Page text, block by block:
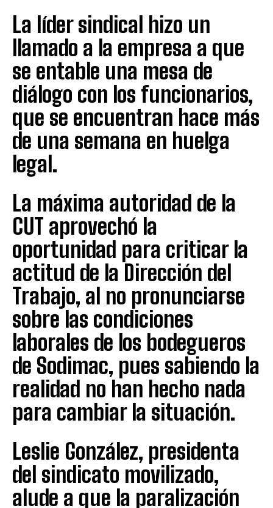
La líder sindical hizo un
llamado a la empresa a que
se entable una mesa de
diálogo con los funcionarios,
que se encuentran hace más
de una semana en huelga
legal.
La máxima autoridad de la
CUT aprovechó la
oportunidad para criticar la
actitud de la Dirección del
Trabajo, al no pronunciarse
sobre las condiciones
laborales de los bodegueros
de Sodimac, pues sabiendo la
realidad no han hecho nada
para cambiar la situación.
Leslie González, presidenta
del sindicato movilizado,
alude a que la paralización